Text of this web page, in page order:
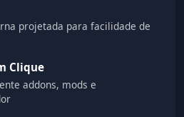
projetada para facilidade de
Clique
addons, mods e